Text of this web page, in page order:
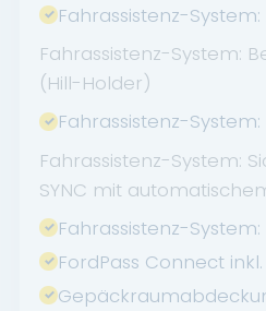
Fahrassistenz-
Fahrassistenz-System:
(Hill-Holder)
Fahrassistenz-
Fahrassistenz-System:
SYNC mit
Fahrassistenz-
FordPass Connect